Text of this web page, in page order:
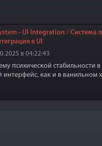
- UI Integration / Система
в UI
в 04:22:43
психической стабильности в
интерфейс, как и в ванильном